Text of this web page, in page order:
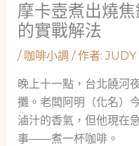
摩卡壺煮出燒
的實戰解法
/ 咖啡小調 / 作者:JUDY
晚上十一點，台北饒河
攤。老闆阿明（化名）
滷汁的香氣，但他現在
事——煮一杯咖啡。